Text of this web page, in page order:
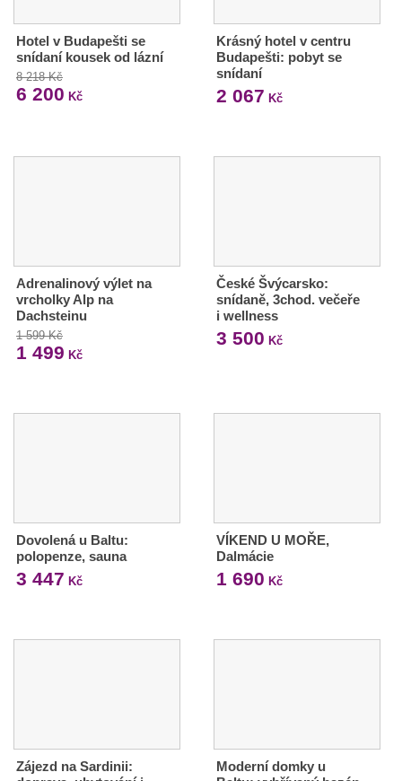
Hotel v Budapešti se
snídaní kousek od lázní
8 218 Kč
6 200 Kč
Krásný hotel v centru
Budapešti: pobyt se
snídaní
2 067 Kč
Adrenalinový výlet na
vrcholky Alp na
Dachsteinu
1 599 Kč
1 499 Kč
České Švýcarsko:
snídaně, 3chod. večeře
i wellness
3 500 Kč
Dovolená u Baltu:
polopenze, sauna
3 447 Kč
VÍKEND U MOŘE,
Dalmácie
1 690 Kč
Zájezd na Sardinii:
Moderní domky u